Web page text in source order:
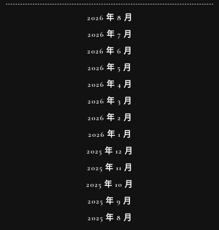
2026 年 8 月
2026 年 7 月
2026 年 6 月
2026 年 5 月
2026 年 4 月
2026 年 3 月
2026 年 2 月
2026 年 1 月
2025 年 12 月
2025 年 11 月
2025 年 10 月
2025 年 9 月
2025 年 8 月